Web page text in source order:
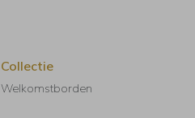
Collectie
Welkomstborden